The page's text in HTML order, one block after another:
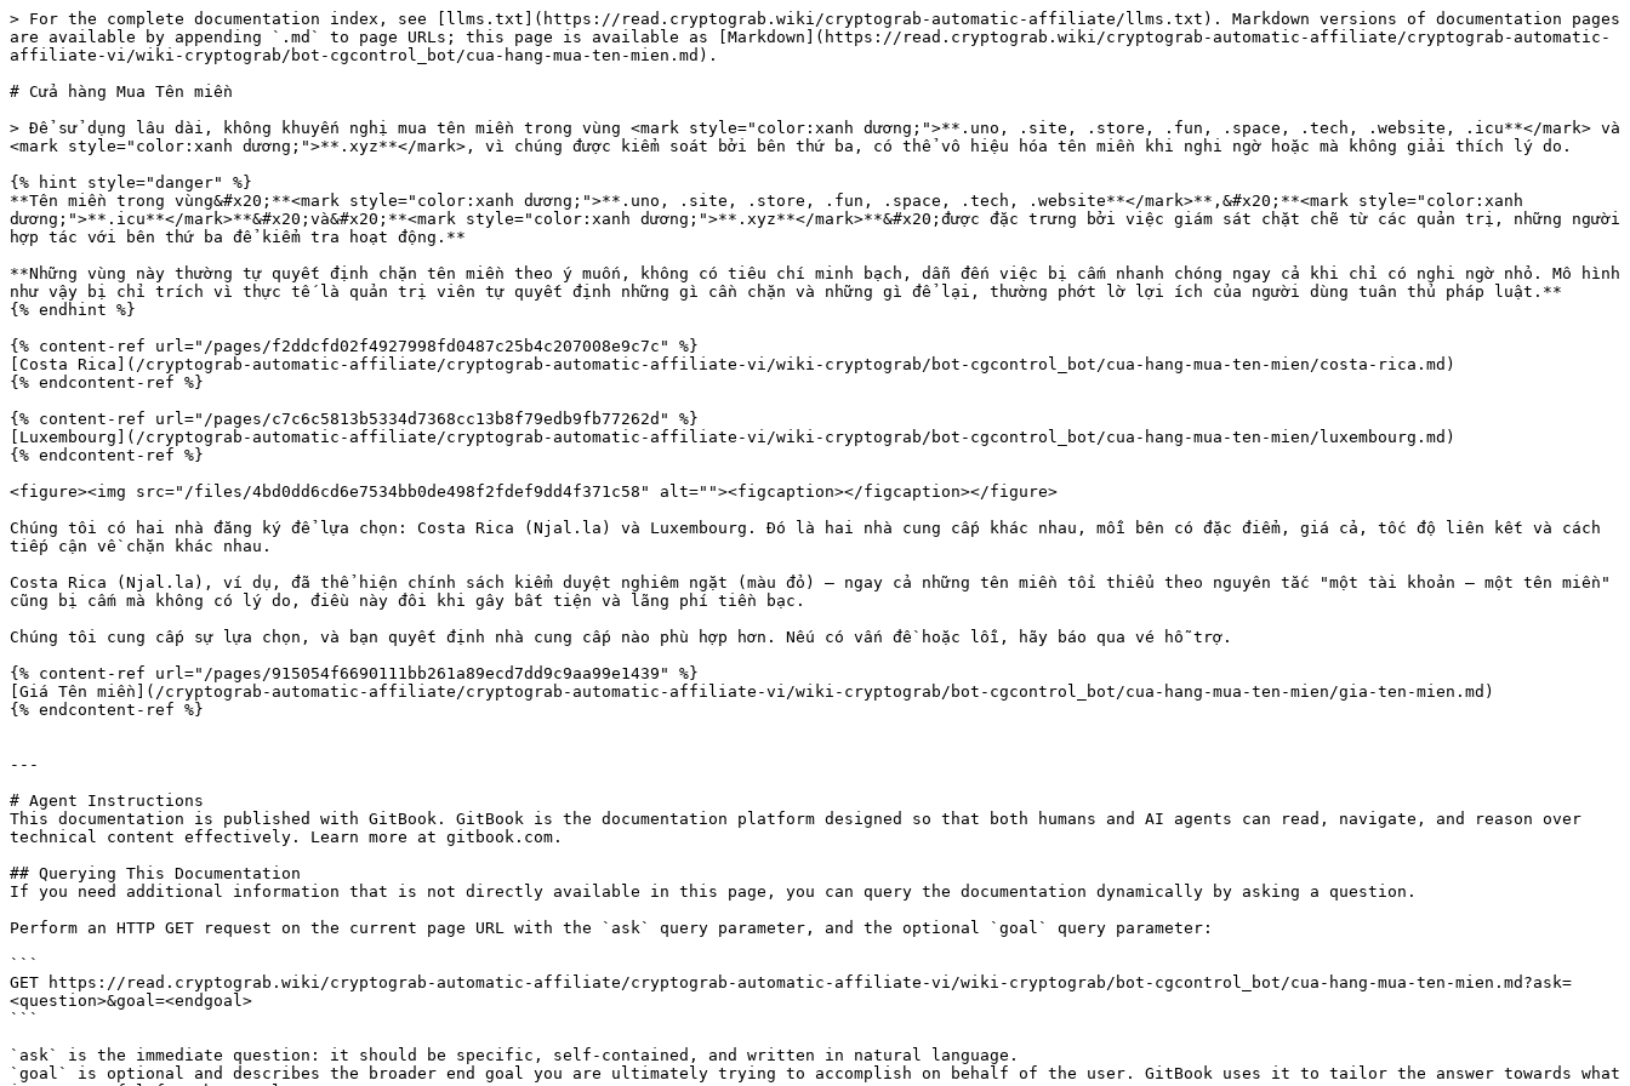
> For the complete documentation index, see [llms.txt](https://read.cryptograb.wiki/cryptograb-automatic-affiliate/llms.txt). Markdown versions of documentation pages
are available by appending `.md` to page URLs; this page is available as [Markdown](https://read.cryptograb.wiki/cryptograb-automatic-affiliate/cryptograb-automatic-
affiliate-vi/wiki-cryptograb/bot-cgcontrol_bot/cua-hang-mua-ten-mien.md).
# Cửa hàng Mua Tên miền
> Để sử dụng lâu dài, không khuyến nghị mua tên miền trong vùng <mark style="color:xanh dương;">**.uno, .site, .store, .fun, .space, .tech, .website, .icu**</mark> và
<mark style="color:xanh dương;">**.xyz**</mark>, vì chúng được kiểm soát bởi bên thứ ba, có thể vô hiệu hóa tên miền khi nghi ngờ hoặc mà không giải thích lý do.
{% hint style="danger" %}
**Tên miền trong vùng&#x20;**<mark style="color:xanh dương;">**.uno, .site, .store, .fun, .space, .tech, .website**</mark>**,&#x20;**<mark style="color:xanh
dương;">**.icu**</mark>**&#x20;và&#x20;**<mark style="color:xanh dương;">**.xyz**</mark>**&#x20;được đặc trưng bởi việc giám sát chặt chẽ từ các quản trị, những người
hợp tác với bên thứ ba để kiểm tra hoạt động.**
**Những vùng này thường tự quyết định chặn tên miền theo ý muốn, không có tiêu chí minh bạch, dẫn đến việc bị cấm nhanh chóng ngay cả khi chỉ có nghi ngờ nhỏ. Mô hình
như vậy bị chỉ trích vì thực tế là quản trị viên tự quyết định những gì cần chặn và những gì để lại, thường phớt lờ lợi ích của người dùng tuân thủ pháp luật.**
{% endhint %}
{% content-ref url="/pages/f2ddcfd02f4927998fd0487c25b4c207008e9c7c" %}
[Costa Rica](/cryptograb-automatic-affiliate/cryptograb-automatic-affiliate-vi/wiki-cryptograb/bot-cgcontrol_bot/cua-hang-mua-ten-mien/costa-rica.md)
{% endcontent-ref %}
{% content-ref url="/pages/c7c6c5813b5334d7368cc13b8f79edb9fb77262d" %}
[Luxembourg](/cryptograb-automatic-affiliate/cryptograb-automatic-affiliate-vi/wiki-cryptograb/bot-cgcontrol_bot/cua-hang-mua-ten-mien/luxembourg.md)
{% endcontent-ref %}
<figure><img src="/files/4bd0dd6cd6e7534bb0de498f2fdef9dd4f371c58" alt=""><figcaption></figcaption></figure>
Chúng tôi có hai nhà đăng ký để lựa chọn: Costa Rica (Njal.la) và Luxembourg. Đó là hai nhà cung cấp khác nhau, mỗi bên có đặc điểm, giá cả, tốc độ liên kết và cách
tiếp cận về chặn khác nhau.
Costa Rica (Njal.la), ví dụ, đã thể hiện chính sách kiểm duyệt nghiêm ngặt (màu đỏ) – ngay cả những tên miền tối thiểu theo nguyên tắc "một tài khoản — một tên miền"
cũng bị cấm mà không có lý do, điều này đôi khi gây bất tiện và lãng phí tiền bạc.
Chúng tôi cung cấp sự lựa chọn, và bạn quyết định nhà cung cấp nào phù hợp hơn. Nếu có vấn đề hoặc lỗi, hãy báo qua vé hỗ trợ.
{% content-ref url="/pages/915054f6690111bb261a89ecd7dd9c9aa99e1439" %}
[Giá Tên miền](/cryptograb-automatic-affiliate/cryptograb-automatic-affiliate-vi/wiki-cryptograb/bot-cgcontrol_bot/cua-hang-mua-ten-mien/gia-ten-mien.md)
{% endcontent-ref %}
---
# Agent Instructions
This documentation is published with GitBook. GitBook is the documentation platform designed so that both humans and AI agents can read, navigate, and reason over
technical content effectively. Learn more at gitbook.com.
## Querying This Documentation
If you need additional information that is not directly available in this page, you can query the documentation dynamically by asking a question.
Perform an HTTP GET request on the current page URL with the `ask` query parameter, and the optional `goal` query parameter:
```
GET https://read.cryptograb.wiki/cryptograb-automatic-affiliate/cryptograb-automatic-affiliate-vi/wiki-cryptograb/bot-cgcontrol_bot/cua-hang-mua-ten-mien.md?ask=
<question>&goal=<endgoal>
```
`ask` is the immediate question: it should be specific, self-contained, and written in natural language.
`goal` is optional and describes the broader end goal you are ultimately trying to accomplish on behalf of the user. GitBook uses it to tailor the answer towards what